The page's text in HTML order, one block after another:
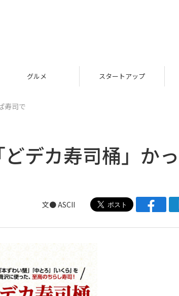
グルメ スタートアップ
寿司で
デカ寿司桶」か
文● ASCII